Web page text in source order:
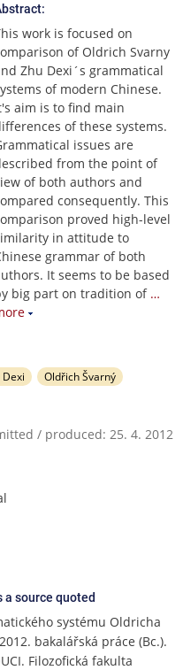
work is focused on
of Oldrich Svarny
Zhu Dexi´s grammatical
of modern Chinese.
aim is to find main
of these systems.
issues are
from the point of
of both authors and
consequently. This
proved high-level
in attitude to
grammar of both
It seems to be based
big part on tradition of …
Dexi Oldřich Švarný
/ produced: 25. 4. 2012
source quoted
systému Oldricha
bakalářská práce (Bc.).
Filozofická fakulta